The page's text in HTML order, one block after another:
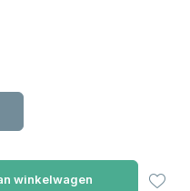
winkelwagen